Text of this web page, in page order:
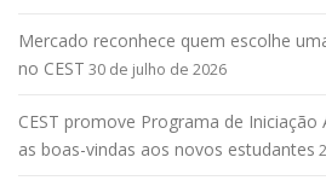
Mercado reconhece quem escolhe
no CEST 30 de julho de 2026
CEST promove Programa de Iniciação
as boas-vindas aos novos estudantes